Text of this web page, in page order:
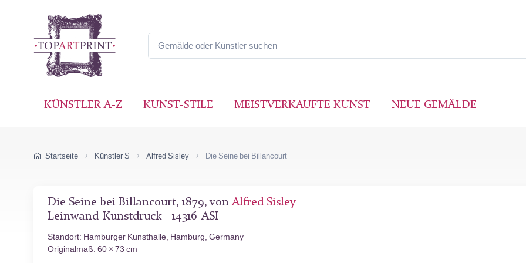
KÜNSTLER A-Z KUNST-STILE MEISTVERKAUFTE KUNST NEUE GEMÄLDE
Startseite Künstler S Alfred Sisley Die Seine bei Billancourt
Die Seine bei Billancourt, 1879, vonAlfred Sisley
Leinwand-Kunstdruck - 14316-ASI
Standort: Hamburger Kunsthalle, Hamburg, Germany
Originalmaß: 60 × 73 cm